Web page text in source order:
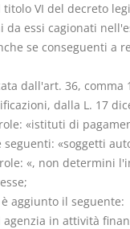
VI del decreto
da essi cagionati
se conseguenti a
dall'art. 36, comma
dalla L. 17
«istituti di
«soggetti
«, non determini
aggiunto il seguente:
agenzia in attività